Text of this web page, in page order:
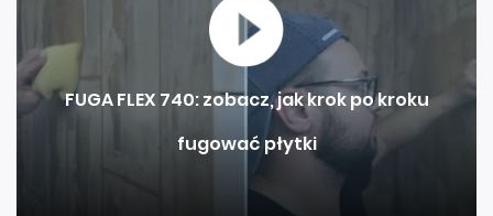
FUGA FLEX 740: zobacz, jak krok po kroku
fugować płytki